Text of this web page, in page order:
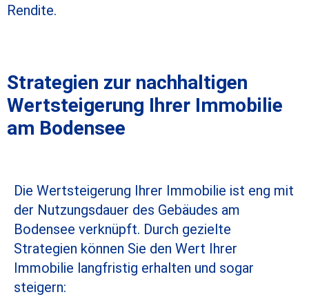
Rendite.
Strategien zur nachhaltigen
Wertsteigerung Ihrer Immobilie
am Bodensee
Die Wertsteigerung Ihrer Immobilie ist eng mit
der Nutzungsdauer des Gebäudes am
Bodensee verknüpft. Durch gezielte
Strategien können Sie den Wert Ihrer
Immobilie langfristig erhalten und sogar
steigern: